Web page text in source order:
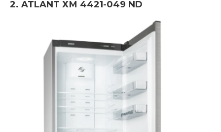
2. ATLANT ХМ 4421-049 ND